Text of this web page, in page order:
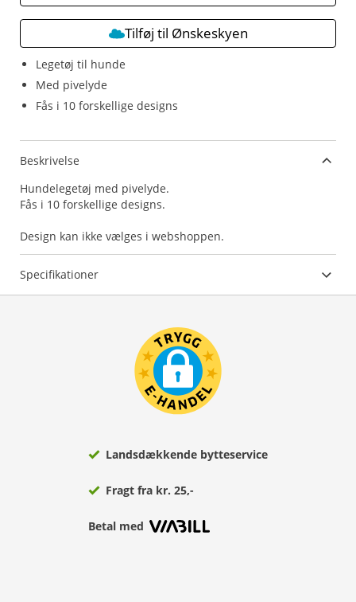
Legetøj til hunde
Med pivelyde
Fås i 10 forskellige designs
Tilføj til Ønskeskyen
Beskrivelse
Hundelegetøj med pivelyde.
Fås i 10 forskellige designs.
Design kan ikke vælges i webshoppen.
Specifikationer
Landsdækkende bytteservice
Fragt fra kr. 25,-
Betal med